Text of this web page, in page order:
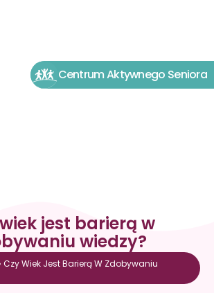
Centrum Aktywnego Seniora
jest barierą w
wiedzy?
Czy Wiek Jest Barierą W Zdobywaniu